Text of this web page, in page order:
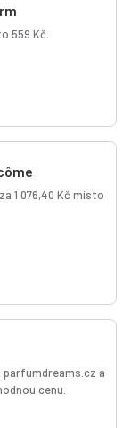
559 Kč.
1 076,40 Kč místo
parfumdreams.cz a
cenu.